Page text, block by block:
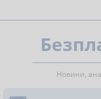
Новини,